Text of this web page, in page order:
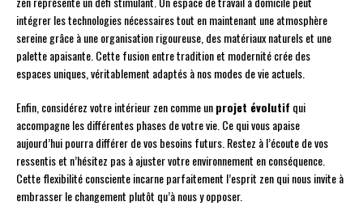
intégrer les technologies nécessaires tout en maintenant une atmosphère
sereine grâce à une organisation rigoureuse, des matériaux naturels et une
palette apaisante. Cette fusion entre tradition et modernité crée des
espaces uniques, véritablement adaptés à nos modes de vie actuels.
Enfin, considérez votre intérieur zen comme unprojet évolutif qui
accompagne les différentes phases de votre vie. Ce qui vous apaise
aujourd’hui pourra différer de vos besoins futurs. Restez à l’écoute de vos
ressentis et n’hésitez pas à ajuster votre environnement en conséquence.
Cette flexibilité consciente incarne parfaitement l’esprit zen qui nous invite à
embrasser le changement plutôt qu’à nous y opposer.